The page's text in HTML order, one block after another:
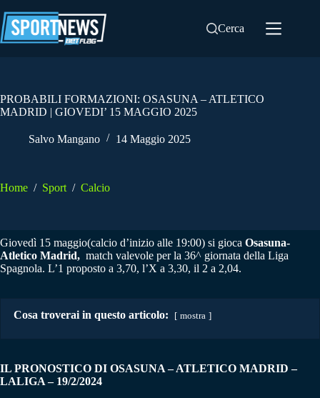
al
contenuto
Cerca
PROBABILI FORMAZIONI: OSASUNA – ATLETICO
MADRID | GIOVEDI’ 15 MAGGIO 2025
Salvo Mangano 14 Maggio 2025
Home / Sport / Calcio
Giovedì 15 maggio(calcio d’inizio alle 19:00) si gioca Osasuna-
Atletico Madrid, match valevole per la 36^ giornata della Liga
Spagnola. L’1 proposto a 3,70, l’X a 3,30, il 2 a 2,04.
Cosa troverai in questo articolo: mostra
IL PRONOSTICO DI OSASUNA – ATLETICO MADRID –
LALIGA – 19/2/2024